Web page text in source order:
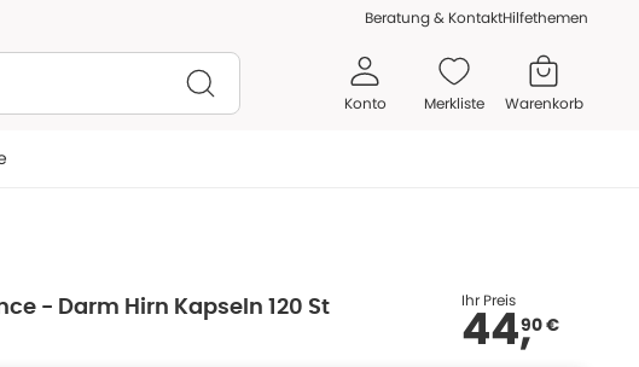
Beratung & KontaktHilfethemen
Konto Merkliste Warenkorb
- Darm Hirn Kapseln 120 St Ihr Preis
44,90 €